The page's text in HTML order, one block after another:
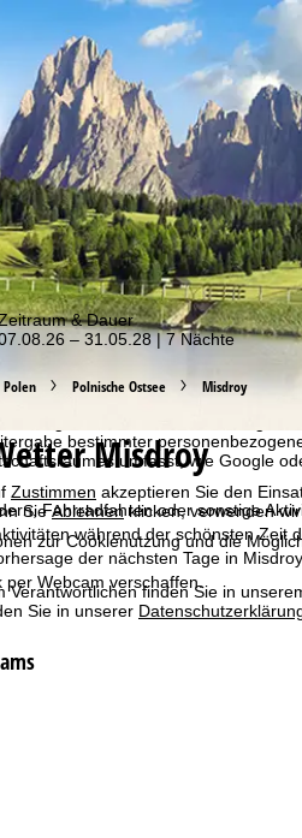
erheben wir mit Hilfe
Partnern teilen. Auf Basis Ihrer
bestimmter
umfasst, wie Google
Zustimmen akzeptieren Sie den
SieAblehnenklicken, verwenden
zur Cookienutzung und die
Verantwortlichen finden Sie in
Sie in unserer
Erster von unseren Angeboten!
& Dauer
– 31.05.28 | 7 Nächte
Polen Polnische Ostsee Misdroy
Misdroy
Fahrradfahren oder sonstige
während der schönsten Zeit
der nächsten Tage in
per Webcam verschaffen.